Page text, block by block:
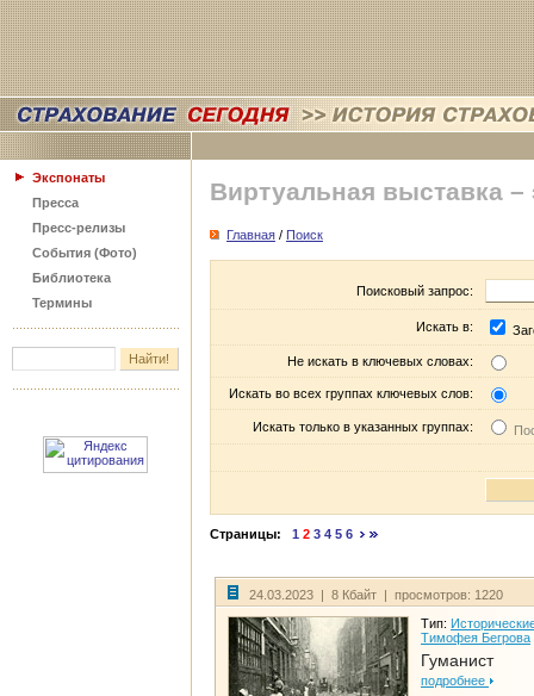
Экспонаты
Пресса
Пресс-релизы
События (Фото)
Библиотека
Термины
Виртуальная выставка –
Главная / Поиск
Поисковый запрос:
Искать в:
Не искать в ключевых словах:
Искать во всех группах ключевых слов:
Искать только в указанных группах:
Страницы: 1 2 3 4 5 6
24.03.2023 | 8 Кбайт | просмотров: 1220
Тип:
Тимофея Бегрова
Гуманист
подробнее